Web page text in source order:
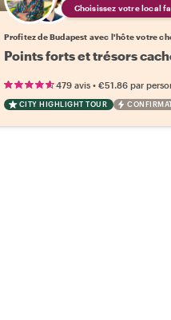
Choisissez votre local
Profitez de Budapest avec l'hôte votre
Points forts et trésors
479 avis• €51.86 par
CITY HIGHLIGHT TOUR